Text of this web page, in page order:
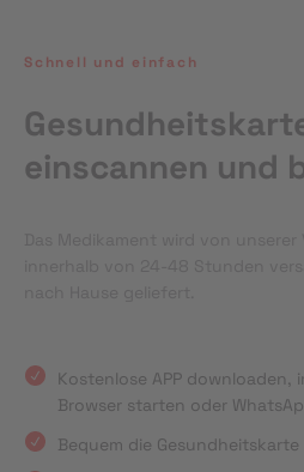
Schnell und einfach
einscannen und
Kostenlose APP downloaden,
Browser starten oder
Bequem die Gesundheitskarte